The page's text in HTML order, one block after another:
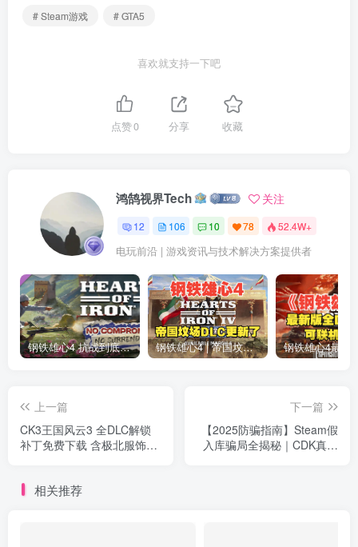
# Steam游戏
# GTA5
喜欢就支持一下吧
点赞0 分享 收藏
鸿鹄视界Tech 关注
12 106 10 78 52.4W+
电玩前沿 | 游戏资讯与技术解决方案提供者
钢铁雄心4 抗战到底全DLC解锁补丁免费分享 1.17最新版2025 钢铁雄心4 | 帝国坟场全DLC解锁补丁免费下载_1.16最新版2025
上一篇
CK3王国风云3 全DLC解锁
补丁免费下载 含极北服饰最
下一篇
【2025防骗指南】Steam假
入库骗局全揭秘｜CDK真假
相关推荐